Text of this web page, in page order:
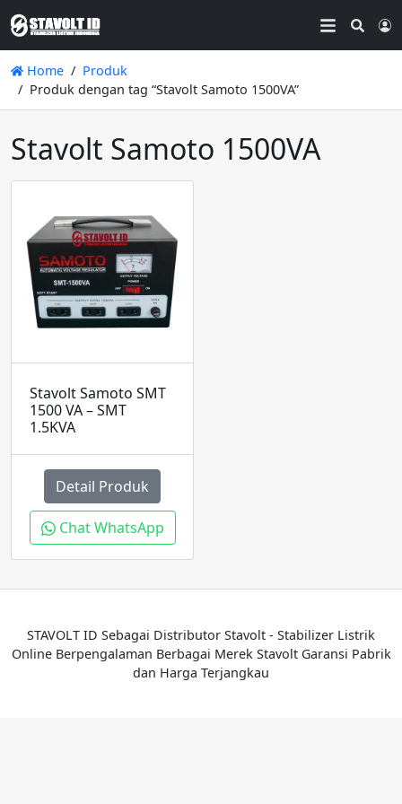
Home
Produk
Produk dengan tag “Stavolt Samoto 1500VA”
Stavolt Samoto 1500VA
Stavolt Samoto SMT
1500 VA – SMT
1.5KVA
Detail Produk
Chat WhatsApp
STAVOLT ID Sebagai Distributor Stavolt - Stabilizer Listrik
Online Berpengalaman Berbagai Merek Stavolt Garansi Pabrik
dan Harga Terjangkau